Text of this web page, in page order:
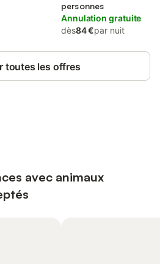
personnes
Annulation gratuite
dès84 €par nuit
toutes les offres
avec animaux